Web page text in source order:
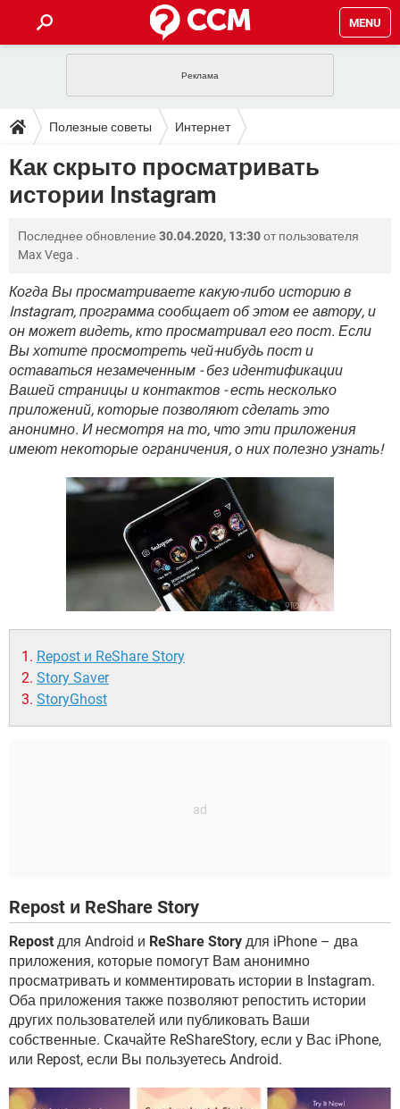
MENU
INSTAGRAM FACEBOOK
ИГРЫ WINDOWS 10
ВКОНТАКТЕ ВИДЕО
ПОЛЕЗНЫЕ СОВЕТЫ
TIKTOK TELEGRAM
WHATSAPP INSTAGRAM
FACEBOOK
WINDOWS 10 ВКОНТАКТЕ
YANDEX
ЗАГРУЗКИ
TIKTOK TELEGRAM
FACEBOOK
WINDOWS 10 ВКОНТАКТЕ
ВИДЕО GOOGLE
YANDEX
ФОРУМ
TIKTOK TELEGRAM
FACEBOOK ИГРЫ
WINDOWS 10 ВКОНТАКТЕ
GOOGLE
YANDEX
ЭНЦИКЛОПЕДИЯ
TIKTOK TELEGRAM
WHATSAPP INSTAGRAM
FACEBOOK ИГРЫ
WINDOWS 10 ВКОНТАКТЕ
ВИДЕО GOOGLE
YANDEX
Полезные советы Интернет
Как скрыто просматривать
истории Instagram
Последнее обновление 30.04.2020, 13:30от пользователя
Max Vega .
Когда Вы просматриваете какую-либо историю в
Instagram, программа сообщает об этом ее автору, и
он может видеть, кто просматривал его пост. Если
Вы хотите просмотреть чей-нибудь пост и
оставаться незамеченным - без идентификации
Вашей страницы и контактов - есть несколько
приложений, которые позволяют сделать это
анонимно. И несмотря на то, что эти приложения
имеют некоторые ограничения, о них полезно узнать!
Repost и ReShare Story
Story Saver
StoryGhost
Repost и ReShare Story
Repost для Android и ReShare Story для iPhone – два
приложения, которые помогут Вам анонимно
просматривать и комментировать истории в Instagram.
Оба приложения также позволяют репостить истории
других пользователей или публиковать Ваши
собственные. Скачайте ReShareStory, если у Вас iPhone,
или Repost, если Вы пользуетесь Android.